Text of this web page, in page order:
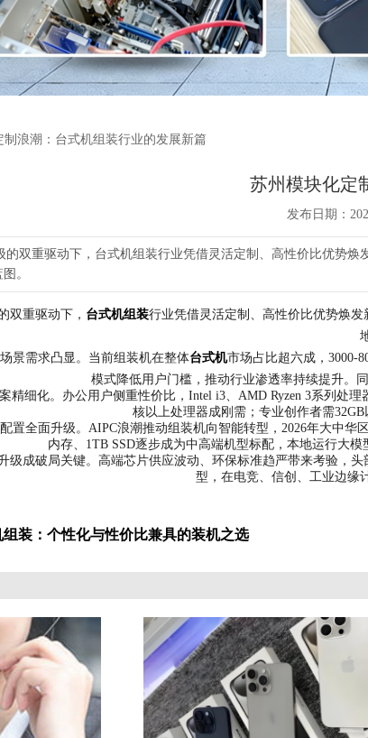
制浪潮：台式机组装行业的发展新篇
苏州模块化定
发布日期：
的双重驱动下，台式机组装行业凭借灵活定制、高性价比优势
。
双重驱动下， 台式机组装行业凭借灵活定制、高性价比优势焕发
景需求凸显。当前组装机在整体台式机市场占比超六成，3000-
模式降低用户门槛，推动行业渗透率持续提升。
精细化。办公用户侧重性价比，Intel i3、AMD Ryzen 3系列处
核以上处理器成刚需；专业创作者需
置全面升级。AIPC浪潮推动组装机向智能转型，2026年大中
内存、1TB SSD逐步成为中高端机型标配，本地运行大
级成破局关键。高端芯片供应波动、环保标准趋严带来考验，
型，在电竞、信创、工业边缘
组装：个性化与性价比兼具的装机之选